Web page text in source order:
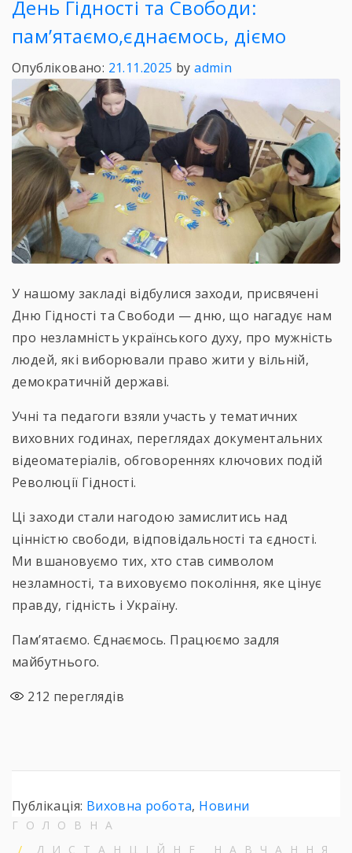
День Гідності та Свободи:
пам’ятаємо,єднаємось, діємо
Опубліковано: 21.11.2025 byadmin
У нашому закладі відбулися заходи, присвячені
Дню Гідності та Свободи — дню, що нагадує нам
про незламність українського духу, про мужність
людей, які виборювали право жити у вільній,
демократичній державі.
Учні та педагоги взяли участь у тематичних
виховних годинах, переглядах документальних
відеоматеріалів, обговореннях ключових подій
Революції Гідності.
Ці заходи стали нагодою замислитись над
цінністю свободи, відповідальності та єдності.
Ми вшановуємо тих, хто став символом
незламності, та виховуємо покоління, яке цінує
правду, гідність і Україну.
Пам’ятаємо. Єднаємось. Працюємо задля
майбутнього.
212 переглядів
Публікація: Виховна робота, Новини
ГОЛОВНА
ДИСТАНЦІЙНЕ НАВЧАННЯ